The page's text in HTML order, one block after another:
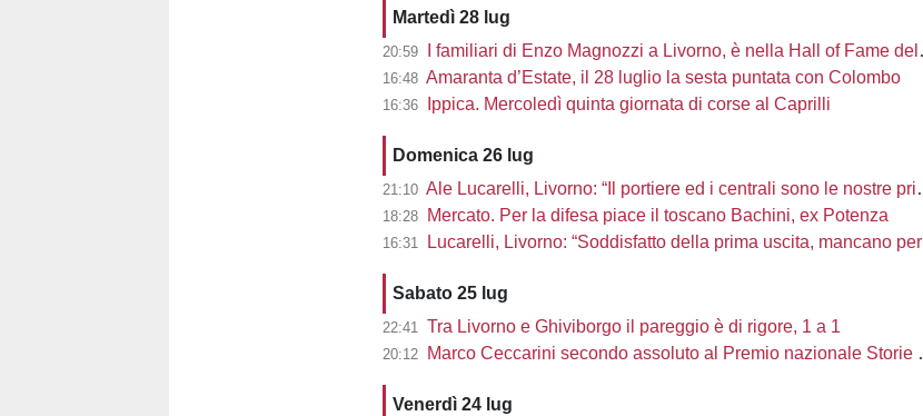
Martedì 28 lug
20:59 I familiari di Enzo Magnozzi a Livorno, è nella Hall of Fame del calcio Usa
16:48 Amaranta d’Estate, il 28 luglio la sesta puntata con Colombo
16:36 Ippica. Mercoledì quinta giornata di corse al Caprilli
Domenica 26 lug
21:10 Ale Lucarelli, Livorno: “Il portiere ed i centrali sono le nostre priorità”
18:28 Mercato. Per la difesa piace il toscano Bachini, ex Potenza
16:31 Lucarelli, Livorno: “Soddisfatto della prima uscita, mancano però una decina di innesti”
Sabato 25 lug
22:41 Tra Livorno e Ghiviborgo il pareggio è di rigore, 1 a 1
20:12 Marco Ceccarini secondo assoluto al Premio nazionale Storie di Sport
Venerdì 24 lug